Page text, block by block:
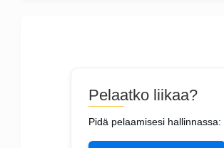
Pelaatko liikaa?
Pidä pelaamisesi hallinnassa: